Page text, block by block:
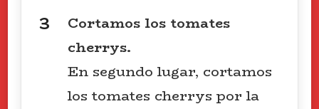
Cortamos los tomates
cherrys.
En segundo lugar, cortamos
los tomates cherrys por la